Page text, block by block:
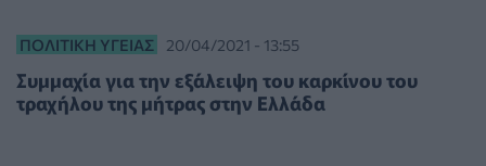
ΠΟΛΙΤΙΚΉ ΥΓΕΊΑΣ 20/04/2021 - 13:55
Συμμαχία για την εξάλειψη του καρκίνου του
τραχήλου της μήτρας στην Ελλάδα